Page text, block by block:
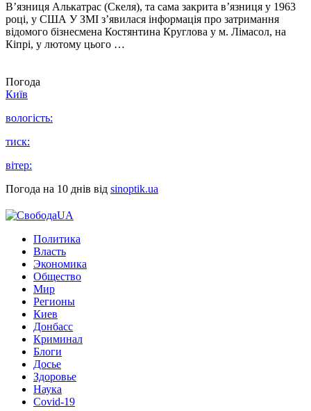
В’язниця Алькатрас (Скеля), та сама закрита в’язниця у 1963
році, у США У ЗМІ з’явилася інформація про затримання
відомого бізнесмена Костянтина Круглова у м. Лімасол, на
Кіпрі, у лютому цього …
Погода
Київ
вологість:
тиск:
вітер:
Погода на 10 днів від sinoptik.ua
Политика
Власть
Экономика
Общество
Мир
Регионы
Киев
Донбасс
Криминал
Блоги
Досье
Здоровье
Наука
Covid-19